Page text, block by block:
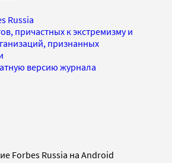
Russia
причастных к экстремизму и
признанных
версию журнала
Forbes Russia на Android